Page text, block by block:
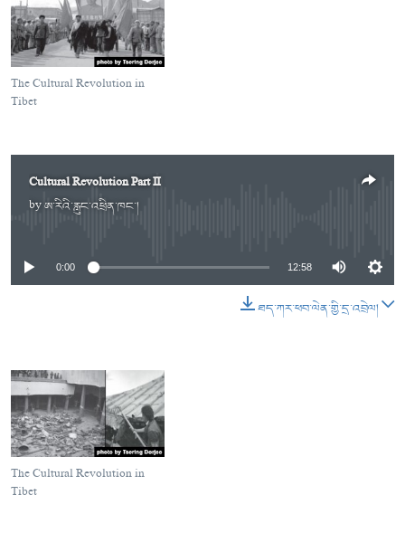
The Cultural Revolution in
Tibet
Cultural Revolution Part II
byཨ་རིའི་རླུང་འཕྲིན་ཁང་།No media source currently available
0:00 12:58
ཐད་ཀར་ཕབ་ལེན་གྱི་དྲ་འབྲེལ།
The Cultural Revolution in
Tibet